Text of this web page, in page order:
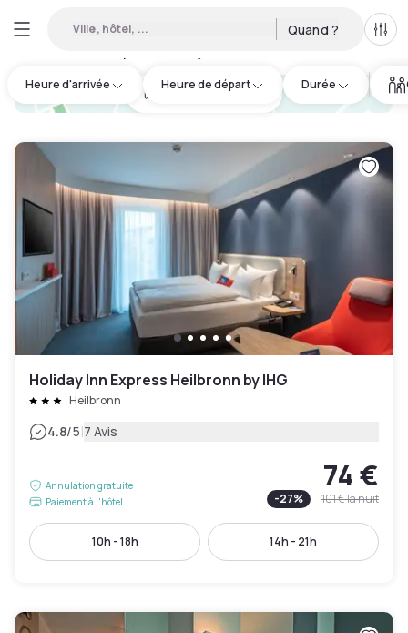
Ville, hôtel, ... Quand ?
Heure d'arrivée Heure de départ Durée
hotel.cta.view_map
Holiday Inn Express Heilbronn by IHG
Heilbronn
4.8/5|7 Avis
Annulation gratuite
Paiement à l'hôtel
74 €
-27% 101 €la nuit
10h - 18h 14h - 21h